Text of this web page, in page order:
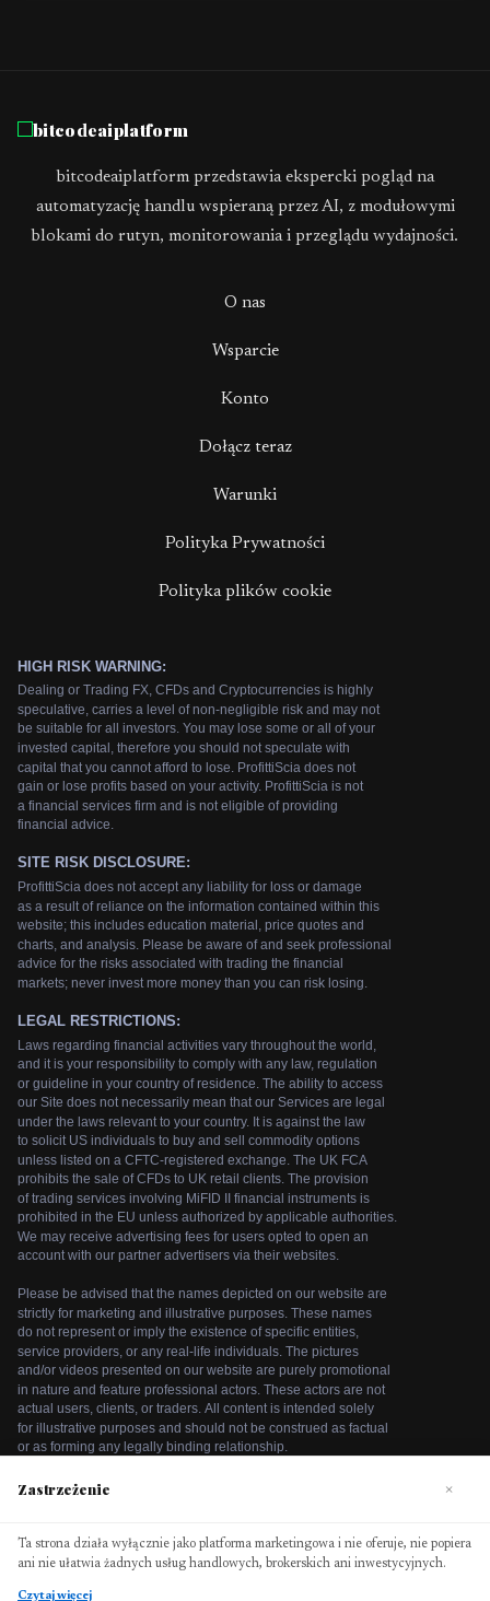
bitcodeaiplatform
bitcodeaiplatform przedstawia ekspercki pogląd na
automatyzację handlu wspieraną przez AI, z modułowymi
blokami do rutyn, monitorowania i przeglądu wydajności.
O nas
Wsparcie
Konto
Dołącz teraz
Warunki
Polityka Prywatności
Polityka plików cookie
continuing to use our website, you agree to our use of
Zastrzeżenie ×
Ta strona działa wyłącznie jako platforma marketingowa i nie oferuje, nie popiera
ani nie ułatwia żadnych usług handlowych, brokerskich ani inwestycyjnych.
Czytaj więcej